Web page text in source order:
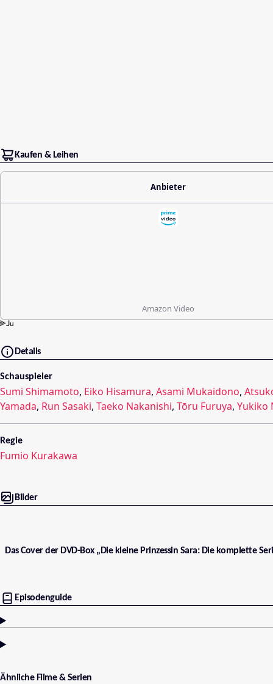
Kaufen & Leihen
Anbieter
Amazon Video
Details
Schauspieler
Sumi Shimamoto, Eiko Hisamura, Asami Mukaidono,
Yamada, Run Sasaki, Taeko Nakanishi, Tōru Furuya, Yukiko
Regie
Fumio Kurakawa
Bilder
Das Cover der DVD-Box „Die kleine Prinzessin Sara: Die komplette
Episodenguide
Ähnliche Filme & Serien